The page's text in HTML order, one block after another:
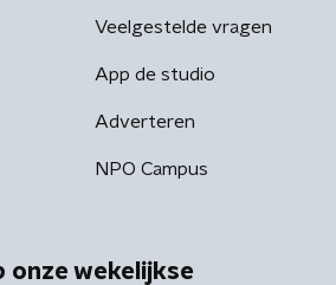
Veelgestelde vragen
App de studio
Adverteren
NPO Campus
onze wekelijkse